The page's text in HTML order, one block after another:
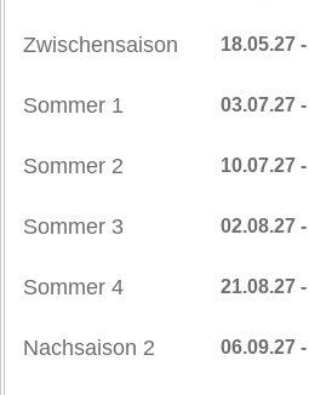
Zwischensaison 18.05.27
Sommer 1 03.07.27
Sommer 2 10.07.27
Sommer 3 02.08.27
Sommer 4 21.08.27
Nachsaison 2 06.09.27